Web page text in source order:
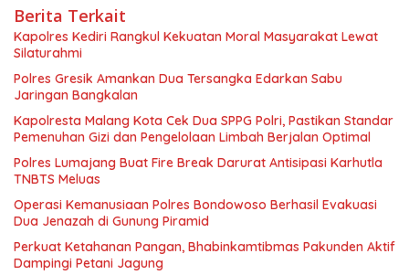
Berita Terkait
Kapolres Kediri Rangkul Kekuatan Moral Masyarakat Lewat
Silaturahmi
Polres Gresik Amankan Dua Tersangka Edarkan Sabu
Jaringan Bangkalan
Kapolresta Malang Kota Cek Dua SPPG Polri, Pastikan Standar
Pemenuhan Gizi dan Pengelolaan Limbah Berjalan Optimal
Polres Lumajang Buat Fire Break Darurat Antisipasi Karhutla
TNBTS Meluas
Operasi Kemanusiaan Polres Bondowoso Berhasil Evakuasi
Dua Jenazah di Gunung Piramid
Perkuat Ketahanan Pangan, Bhabinkamtibmas Pakunden Aktif
Dampingi Petani Jagung